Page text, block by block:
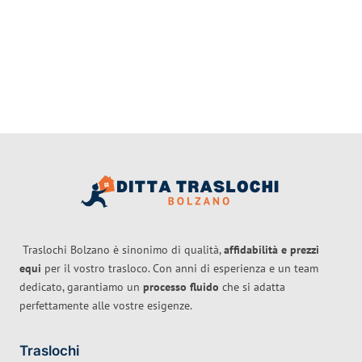
Traslochi Bolzano è sinonimo di qualità,affidabilità e prezzi
equi per il vostro trasloco. Con anni di esperienza e un team
dedicato, garantiamo un processo fluido che si adatta
perfettamente alle vostre esigenze.
Traslochi